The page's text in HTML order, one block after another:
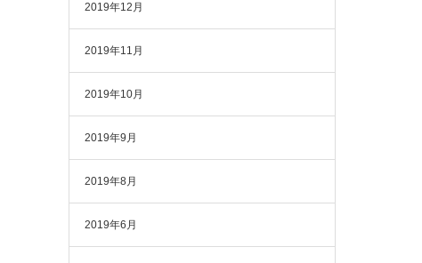
2019年12月
2019年11月
2019年10月
2019年9月
2019年8月
2019年6月